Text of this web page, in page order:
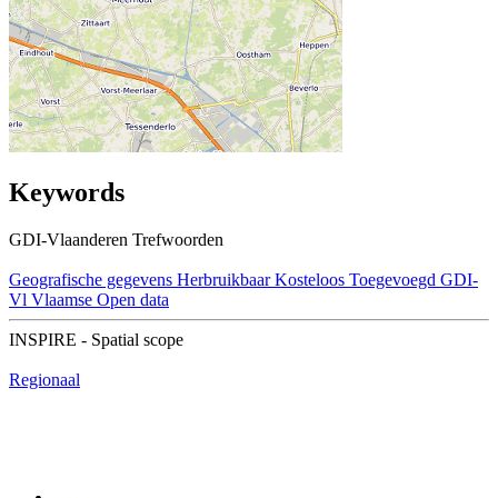
Keywords
GDI-Vlaanderen Trefwoorden
Geografische gegevens Herbruikbaar Kosteloos Toegevoegd GDI-
Vl Vlaamse Open data
INSPIRE - Spatial scope
Regionaal